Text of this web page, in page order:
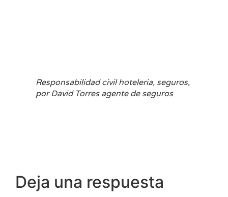
Responsabilidad civil hoteleria, seguros,
por David Torres agente de seguros
Deja una respuesta